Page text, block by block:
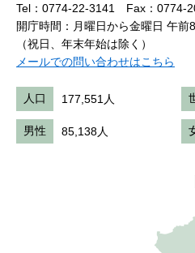
Tel：0774-22-3141
Fax：0774-
開庁時間：月曜日から金曜日 午
（祝日、年末年始は除く）
メールでの問い合わせはこちら
人口 177,551人
男性 85,138人